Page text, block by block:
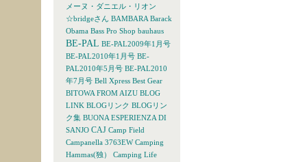
メーヌ・ダニエル・リオン
☆bridgeさん BAMBARA Barack
Obama Bass Pro Shop bauhaus
BE-PAL BE-PAL2009年1月号
BE-PAL2010年1月号 BE-
PAL2010年5月号 BE-PAL2010
年7月号 Bell Xpress Best Gear
BITOWA FROM AIZU BLOG
LINK BLOGリンク BLOGリン
ク集 BUONA ESPERIENZA DI
SANJO CAJ Camp Field
Campanella 3763EW Camping
Hammas(独）
Camping Life